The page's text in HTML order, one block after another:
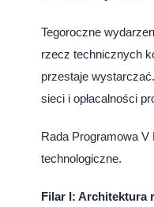
Tegoroczne
rzecz technicznych
przestaje
sieci i opłacalności
Rada Programowa V
technologiczne.
Filar I: Architektura